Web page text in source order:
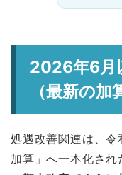
2026年6月
（最新の加
処遇改善関連は、
加算」へ一本化され